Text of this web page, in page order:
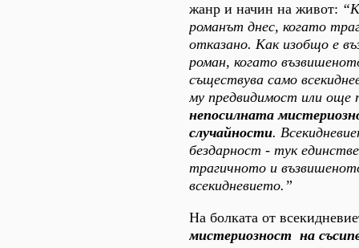
жанр и начин на живот:
романът днес, когато
отказано. Как изобщо е
роман, когато
съществува само
му предвидимост или още
непосилната
случайности.
бездарност - тук
трагичното и
всекидневието.”
На болката от
мистериозност на